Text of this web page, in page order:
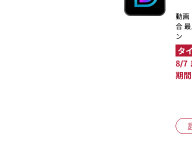
動画
合
ン
タ
8/7
期